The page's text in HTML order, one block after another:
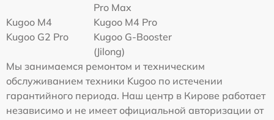
Pro Max
Kugoo M4
Kugoo M4 Pro
Kugoo G2 Pro
Kugoo G-Booster
(Jilong)
Мы занимаемся ремонтом и техническим
обслуживанием техники Kugoo по истечении
гарантийного периода. Наш центр в Кирове работает
независимо и не имеет официальной авторизации от